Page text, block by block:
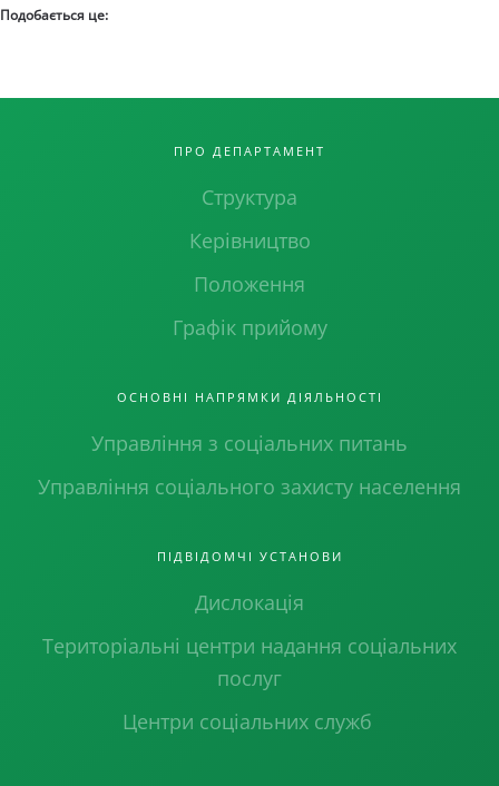
Подобається це:
ПРО ДЕПАРТАМЕНТ
Структура
Керівництво
Положення
Графік прийому
ОСНОВНІ НАПРЯМКИ ДІЯЛЬНОСТІ
Управління з соціальних питань
Управління соціального захисту населення
ПІДВІДОМЧІ УСТАНОВИ
Дислокація
Територіальні центри надання соціальних
послуг
Центри соціальних служб